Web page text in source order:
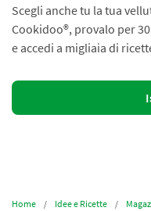
Scegli anche tu la tua
Cookidoo®, provalo per
e accedi a migliaia di
Home Idee e Ricette